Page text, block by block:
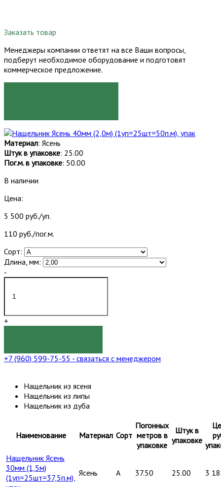
Заказать товар
Менеджеры компании ответят на все Ваши вопросы,
подберут необходимое оборудование и подготовят
коммерческое предложение.
Материал: Ясень
Штук в упаковке: 25.00
Пог.м. в упаковке: 50.00
В наличии
Цена:
5 500 руб./уп.
110 руб./пог.м.
Сорт:
Длина, мм:
-
+
+7 (960) 599-75-55 - связаться с менеджером
Нащельник из ясеня
Нащельник из липы
Нащельник из дуба
Наименование Материал Сорт
Погонных
метров в
упаковке
Штук в
упаковке
Нащельник Ясень
30мм (1,5м)
(1уп=25шт=37,5п.м), Ясень A 37.50 25.00 3